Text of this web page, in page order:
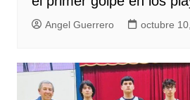
Angel Guerrero octubre